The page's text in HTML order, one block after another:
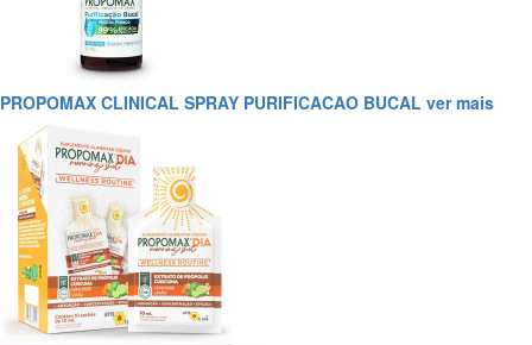
PROPOMAX CLINICAL SPRAY PURIFICACAO BUCAL ver mais